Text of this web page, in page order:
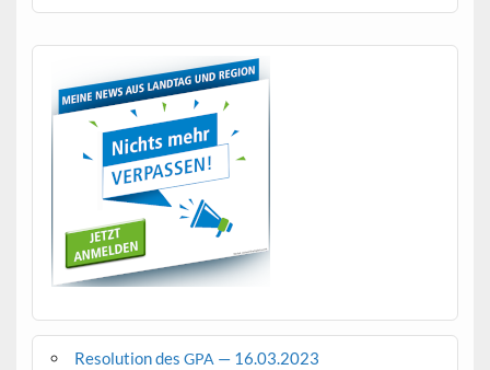
Resolution des GPA — 16.03.2023